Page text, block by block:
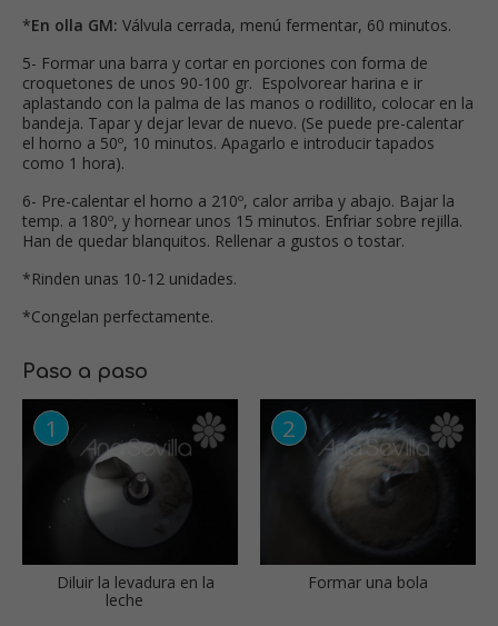
*En olla GM: Válvula cerrada, menú fermentar, 60 minutos.
5- Formar una barra y cortar en porciones con forma de
croquetones de unos 90-100 gr. Espolvorear harina e ir
aplastando con la palma de las manos o rodillito, colocar en la
bandeja. Tapar y dejar levar de nuevo. (Se puede pre-calentar
el horno a 50º, 10 minutos. Apagarlo e introducir tapados
como 1 hora).
6- Pre-calentar el horno a 210º, calor arriba y abajo. Bajar la
temp. a 180º, y hornear unos 15 minutos. Enfriar sobre rejilla.
Han de quedar blanquitos. Rellenar a gustos o tostar.
*Rinden unas 10-12 unidades.
*Congelan perfectamente.
Paso a paso
Diluir la levadura en la
leche
Formar una bola